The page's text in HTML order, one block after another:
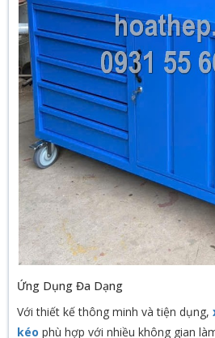
Ứng Dụng Đa Dạng
Với thiết kế thông minh và tiện dụng,
kéo phù hợp với nhiều không gian